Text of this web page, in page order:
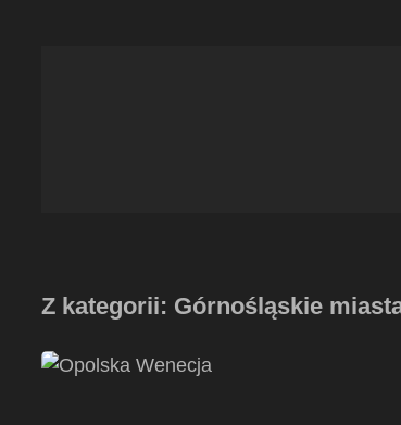
Z kategorii: Górnośląskie
Opole